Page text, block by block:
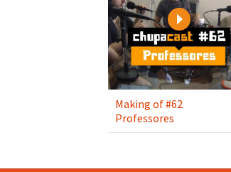
Play
Making of #62
Professores